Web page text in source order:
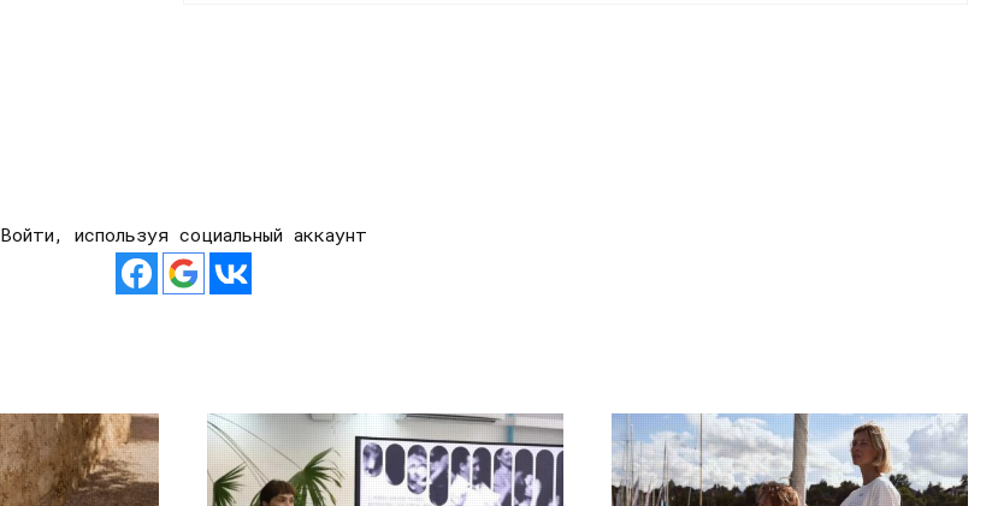
Войти, используя социальный аккаунт